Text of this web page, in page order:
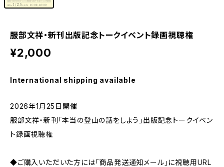
服部文祥・新刊出版記念トークイベント録画視聴権
¥2,000
International shipping available
2026年1月25日開催
服部文祥・新刊「本当の登山の話をしよう」出版記念トークイベン
ト録画視聴権
◆ご購入いただいた方には「商品発送通知メール」に視聴用URL